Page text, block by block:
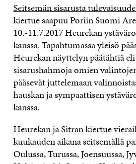
Seitsemän sisarusta
kiertue saapuu Poriin Suomi
10.-11.7.2017 Heurekan
kanssa. Tapahtumassa yleisö
Heurekan näyttelyn päätähtiä
sisarushahmoja omien
pääsevät juttelemaan
hauskan ja sympaattisen
kanssa.
Heurekan ja Sitran kiertue
kuukauden aikana seitsemällä
Oulussa, Turussa, Joensuussa,